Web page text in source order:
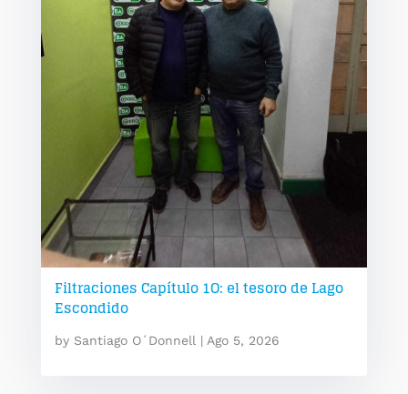
Filtraciones Capítulo 1O: el tesoro de Lago
Escondido
by Santiago O´Donnell| Ago 5, 2026